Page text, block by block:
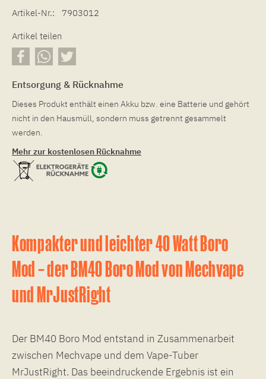
Artikel-Nr.:
7903012
Artikel teilen
Entsorgung & Rücknahme
Dieses Produkt enthält einen Akku bzw. eine Batterie und gehört
nicht in den Hausmüll, sondern muss getrennt gesammelt
werden.
Mehr zur kostenlosen Rücknahme
Kompakter und leichter 40 Watt Boro
Mod – der BM40 Boro Mod von Mechvape
und MrJustRight
Der BM40 Boro Mod entstand in Zusammenarbeit
zwischen Mechvape und dem Vape-Tuber
MrJustRight. Das beeindruckende Ergebnis ist ein